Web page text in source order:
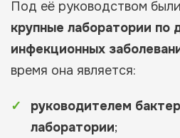
Под её руководством
крупные лаборатории по
инфекционных
время она является:
руководителем
лаборатории;